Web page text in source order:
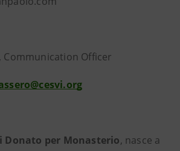
Communication Officer
Donato per Monasterio, nasce a